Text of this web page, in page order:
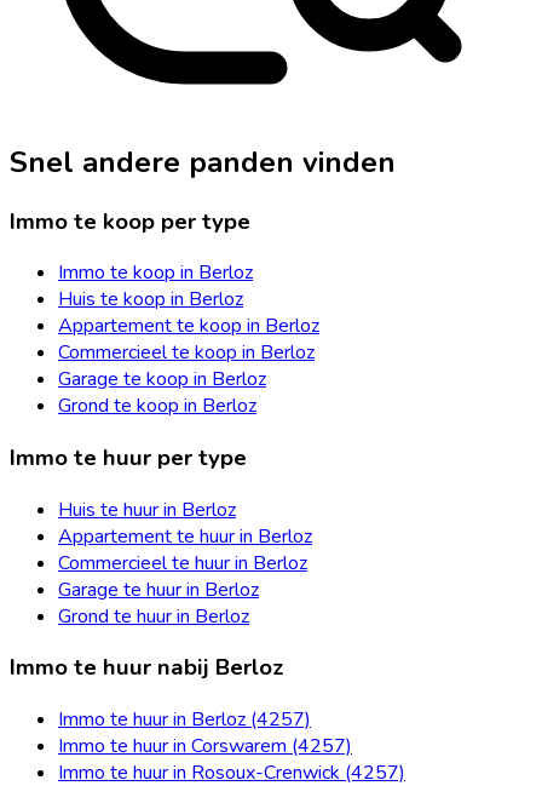
Snel andere panden vinden
Immo te koop per type
Immo te koop in Berloz
Huis te koop in Berloz
Appartement te koop in Berloz
Commercieel te koop in Berloz
Garage te koop in Berloz
Grond te koop in Berloz
Immo te huur per type
Huis te huur in Berloz
Appartement te huur in Berloz
Commercieel te huur in Berloz
Garage te huur in Berloz
Grond te huur in Berloz
Immo te huur nabij Berloz
Immo te huur in Berloz (4257)
Immo te huur in Corswarem (4257)
Immo te huur in Rosoux-Crenwick (4257)